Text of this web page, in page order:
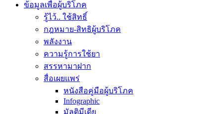
ข้อมูลเพื่อผู้บริโภค
รู้ไว้.. ใช้สิทธิ์
กฎหมาย-สิทธิผู้บริโภค
พลังงาน
ความรู้การใช้ยา
สรรหามาฝาก
สื่อเผยแพร่
หนังสือคู่มือผู้บริโภค
Infographic
มัลติมีเดีย